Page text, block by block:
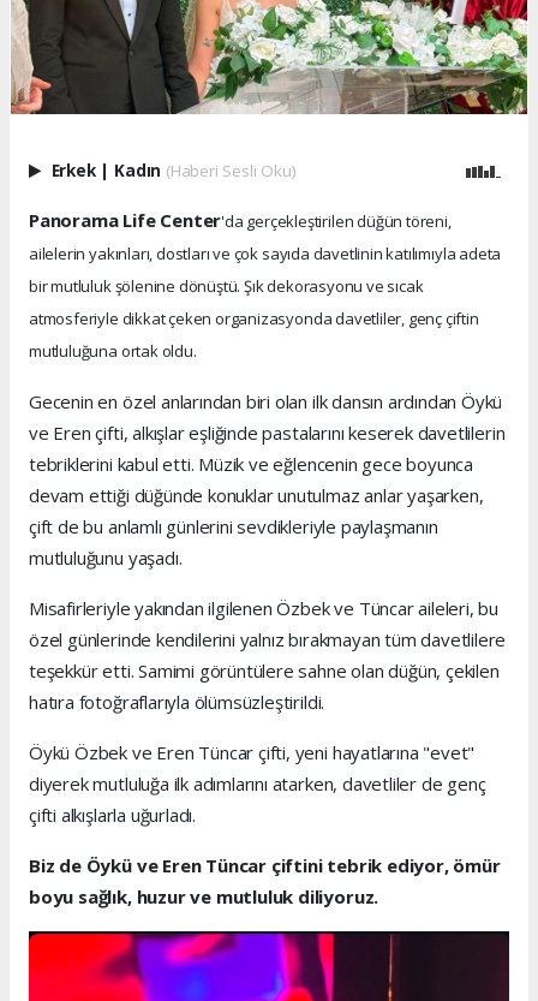
Erkek Kadın (Haberi Sesli Oku)
Panorama Life Center'da gerçekleştirilen düğün töreni,
ailelerin yakınları, dostları ve çok sayıda davetlinin katılımıyla adeta
bir mutluluk şölenine dönüştü. Şık dekorasyonu ve sıcak
atmosferiyle dikkat çeken organizasyonda davetliler, genç çiftin
mutluluğuna ortak oldu.
Gecenin en özel anlarından biri olan ilk dansın ardından Öykü
ve Eren çifti, alkışlar eşliğinde pastalarını keserek davetlilerin
tebriklerini kabul etti. Müzik ve eğlencenin gece boyunca
devam ettiği düğünde konuklar unutulmaz anlar yaşarken,
çift de bu anlamlı günlerini sevdikleriyle paylaşmanın
mutluluğunu yaşadı.
Misafirleriyle yakından ilgilenen Özbek ve Tüncar aileleri, bu
özel günlerinde kendilerini yalnız bırakmayan tüm davetlilere
teşekkür etti. Samimi görüntülere sahne olan düğün, çekilen
hatıra fotoğraflarıyla ölümsüzleştirildi.
Öykü Özbek ve Eren Tüncar çifti, yeni hayatlarına "evet"
diyerek mutluluğa ilk adımlarını atarken, davetliler de genç
çifti alkışlarla uğurladı.
Biz de Öykü ve Eren Tüncar çiftini tebrik ediyor, ömür
boyu sağlık, huzur ve mutluluk diliyoruz.